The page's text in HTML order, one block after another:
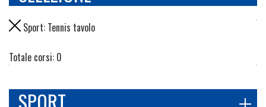
Sport: Tennis tavolo
Totale corsi: 0
SPORT